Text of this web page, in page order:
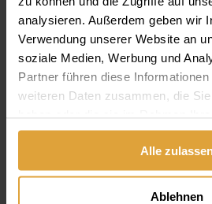
analysieren. Außerdem geben wir
Verwendung unserer Website an
soziale Medien, Werbung und
Partner führen diese
weiteren Daten zusammen, die
haben oder die sie im Rahmen
gesammelt haben.
Alle
Ablehnen
allon
szĂˇjĂĽregben
Ă©rzĂ©s
fekete tea
fogselyem